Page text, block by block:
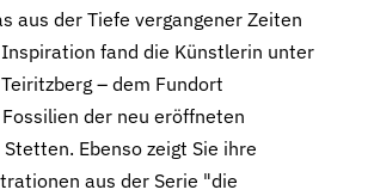
aus der Tiefe vergangener Zeiten
fand die Künstlerin unter
– dem Fundort
der neu eröffneten
Ebenso zeigt Sie ihre
aus der Serie "die